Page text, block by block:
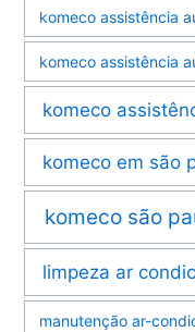
komeco assistência
komeco assistência
komeco
komeco em são
komeco são
limpeza ar
manutenção ar-